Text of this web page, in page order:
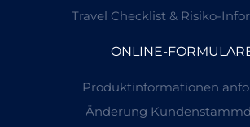
Travel Checklist & Risiko-
ONLINE-
Produktinformationen
Änderung